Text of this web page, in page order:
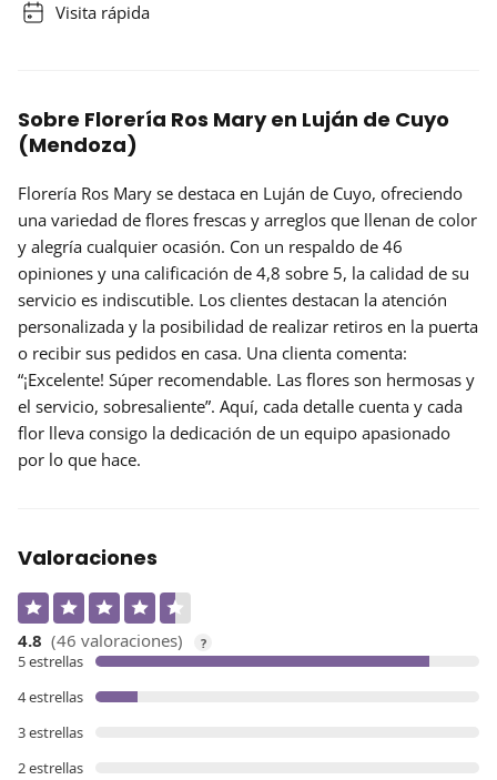
Visita rápida
Sobre Florería Ros Mary en Luján de Cuyo
(Mendoza)
Florería Ros Mary se destaca en Luján de Cuyo, ofreciendo
una variedad de flores frescas y arreglos que llenan de color
y alegría cualquier ocasión. Con un respaldo de 46
opiniones y una calificación de 4,8 sobre 5, la calidad de su
servicio es indiscutible. Los clientes destacan la atención
personalizada y la posibilidad de realizar retiros en la puerta
o recibir sus pedidos en casa. Una clienta comenta:
“¡Excelente! Súper recomendable. Las flores son hermosas y
el servicio, sobresaliente”. Aquí, cada detalle cuenta y cada
flor lleva consigo la dedicación de un equipo apasionado
por lo que hace.
Valoraciones
4.8 (46 valoraciones) ?
5 estrellas
4 estrellas
3 estrellas
2 estrellas